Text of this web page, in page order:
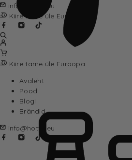
info@hotta.eu
Kiire tarne üle Euroopa
Kiire tarne üle Euroopa
Avaleht
Pood
Blogi
Brändid
info@hotta.eu